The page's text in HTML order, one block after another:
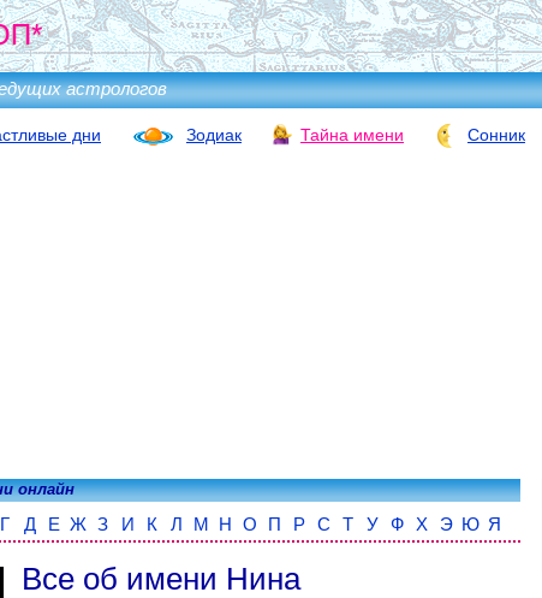
астрологов
дни Зодиак Тайна имени Сонник
онлайн
Г Д Е Ж З И К Л М Н О П Р С Т У Ф Х Э Ю Я
Все об имени Нина